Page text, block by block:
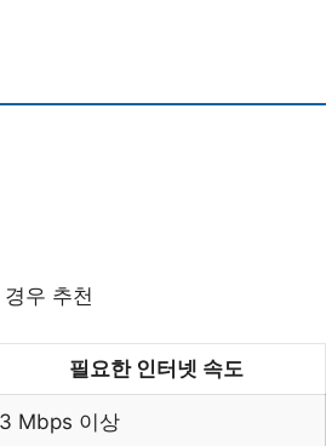
우 추천
필요한 인터넷 속도
3 Mbps 이상